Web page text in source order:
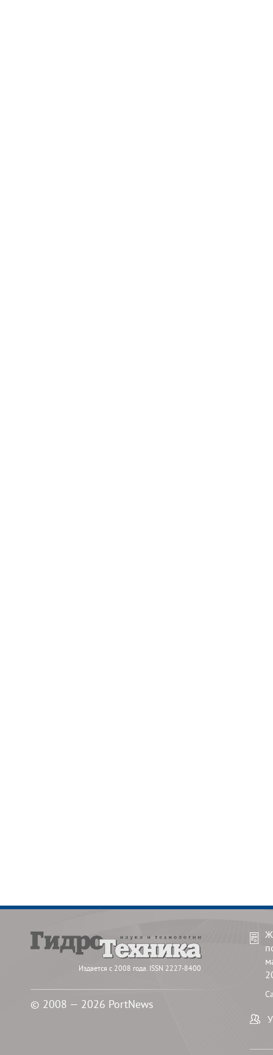
Издается с 2008 года. ISSN 2227-8400
© 2008 — 2026 PortNews